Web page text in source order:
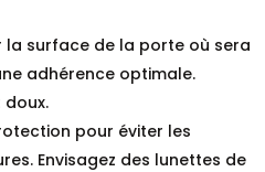
la surface de la porte où sera
adhérence optimale.
doux.
pour éviter les
Envisagez des lunettes de